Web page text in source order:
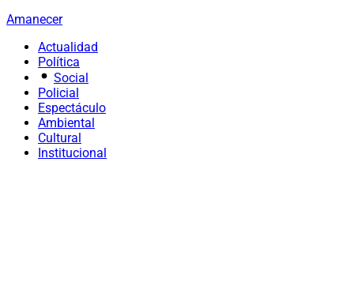
Amanecer
Actualidad
Política
Social
Policial
Espectáculo
Ambiental
Cultural
Institucional